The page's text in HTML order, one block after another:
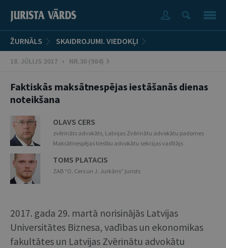
ŽURNĀLS SKAIDROJUMI. VIEDOKĻI
18. JŪLIJS 2017 • NR.30 (984)
Faktiskās maksātnespējas iestāšanās dienas
noteikšana
OLAVS CERS
zvērināts advokāts, Latvijas Zvērinātu advokātu padomes
Maksātnespējas tiesību advokātu sekcijas vadītājs
TOMS PLATACIS
ZAB “O. Cers un J. Jurkāns” jurists
2017. gada 29. martā norisinājās Latvijas
Universitātes Biznesa, vadības un ekonomikas
fakultātes un Latvijas Zvērinātu advokātu